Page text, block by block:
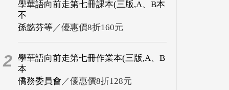
學華語向前走第七冊課本(三版,A、B本
不
孫懿芬等／優惠價8折160元
2 學華語向前走第七冊作業本(三版,A、B
本
僑務委員會 ／優惠價8折128元